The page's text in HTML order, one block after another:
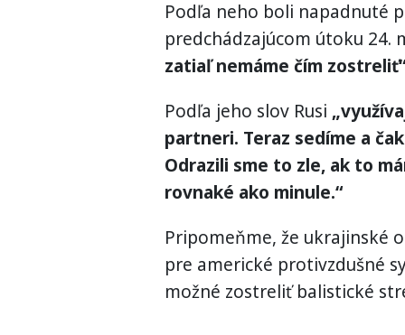
Podľa neho boli napadnuté
predchádzajúcom útoku 24.
zatiaľ nemáme čím
Podľa jeho slov Rusi
partneri. Teraz sedíme a
Odrazili sme to zle, ak to
rovnaké ako minule.“
Pripomeňme, že ukrajinské
pre americké protivzdušné
možné zostreliť balistické